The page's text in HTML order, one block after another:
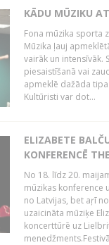
KĀDU MŪZIKU
Fona mūzika sporta
Mūzika ļauj
vairāk un intensīvāk.
piesaistīšanā vai
apmeklē dažāda
Kultūristi var dot...
ELIZABETE
KONFERENCĒ
No 18. līdz 20.
mūzikas konference
no Latvijas, bet aŗī
uzaicināta mūziķe
koncerttūrē uz